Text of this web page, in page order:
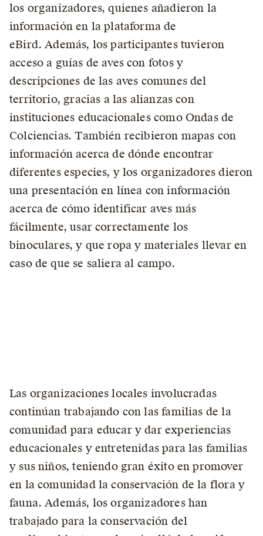
los organizadores, quienes añadieron la
información en la plataforma de
eBird. Además, los participantes tuvieron
acceso a guías de aves con fotos y
descripciones de las aves comunes del
territorio, gracias a las alianzas con
instituciones educacionales como Ondas de
Colciencias. También recibieron mapas con
información acerca de dónde encontrar
diferentes especies, y los organizadores dieron
una presentación en línea con información
acerca de cómo identificar aves más
fácilmente, usar correctamente los
binoculares, y que ropa y materiales llevar en
caso de que se saliera al campo.
Las organizaciones locales involucradas
continúan trabajando con las familias de la
comunidad para educar y dar experiencias
educacionales y entretenidas para las familias
y sus niños, teniendo gran éxito en promover
en la comunidad la conservación de la flora y
fauna. Además, los organizadores han
trabajado para la conservación del